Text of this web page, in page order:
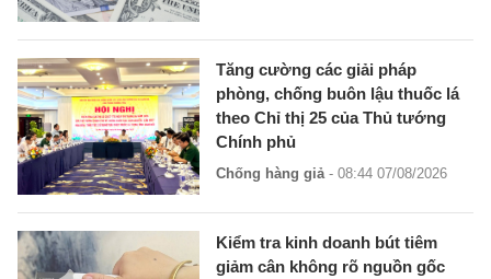
Tăng cường các giải pháp
phòng, chống buôn lậu thuốc lá
theo Chỉ thị 25 của Thủ tướng
Chính phủ
Chống hàng giả- 08:44 07/08/2026
Kiểm tra kinh doanh bút tiêm
giảm cân không rõ nguồn gốc